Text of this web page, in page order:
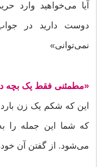
آیا می‌خواهید وارد
دوست دارید در
نمی‌توانی»
«مطمئنی فقط یک بچه
این که شکم یک زن
که شما این جمله را
می‌شود. از گفتن آن